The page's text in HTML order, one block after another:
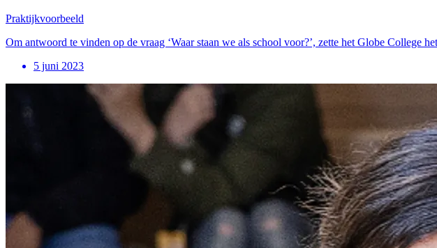
Praktijkvoorbeeld
Om antwoord te vinden op de vraag ‘Waar staan we als school voor?’, zette het Globe College
5 juni 2023